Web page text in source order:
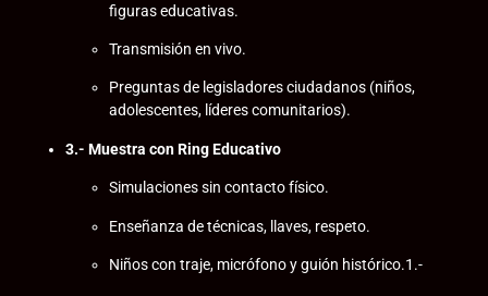
figuras educativas.
Transmisión en vivo.
Preguntas de legisladores ciudadanos (niños,
adolescentes, líderes comunitarios).
3.- Muestra con Ring Educativo
Simulaciones sin contacto físico.
Enseñanza de técnicas, llaves, respeto.
Niños con traje, micrófono y guión histórico.1.-